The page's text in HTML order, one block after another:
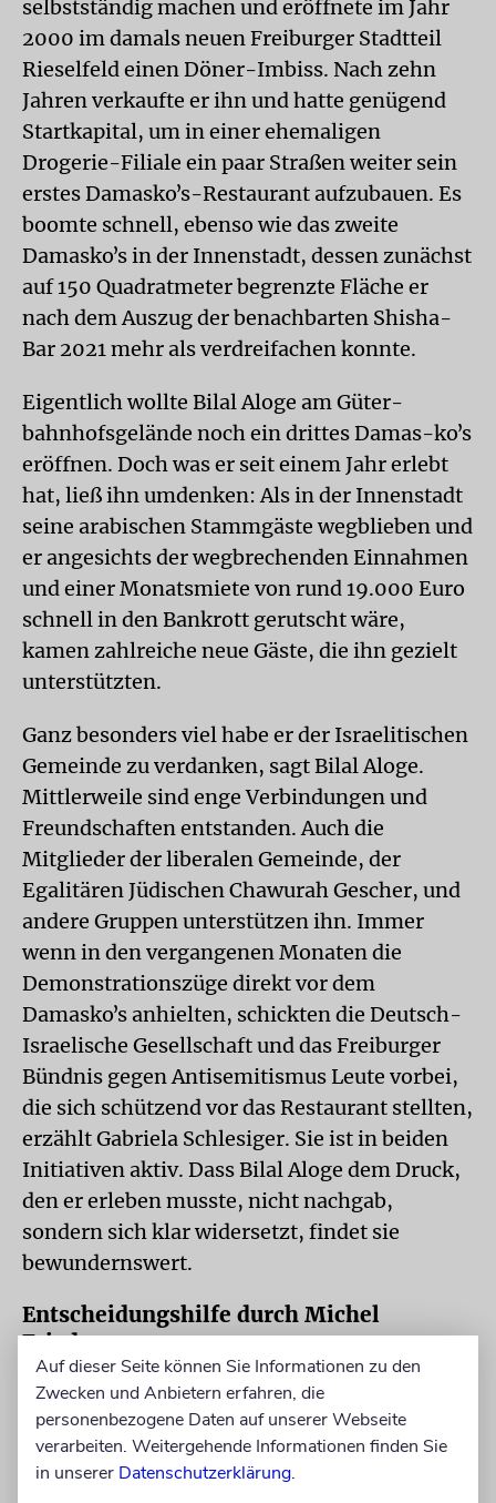
selbstständig machen und eröffnete im Jahr
2000 im damals neuen Freiburger Stadtteil
Rieselfeld einen Döner-Imbiss. Nach zehn
Jahren verkaufte er ihn und hatte genügend
Startkapital, um in einer ehemaligen
Drogerie-Filiale ein paar Straßen weiter sein
erstes Damaskoʼs-Restaurant aufzubauen. Es
boomte schnell, ebenso wie das zweite
Damaskoʼs in der Innenstadt, dessen zunächst
auf 150 Quadrat­meter begrenzte Fläche er
nach dem Auszug der benachbarten Shisha-
Bar 2021 mehr als verdreifachen konnte.
Eigentlich wollte Bilal Aloge am Güter­
bahnhofsgelände noch ein drittes Damas-koʼs
eröffnen. Doch was er seit einem Jahr erlebt
hat, ließ ihn umdenken: Als in der Innenstadt
seine arabischen Stammgäste wegblieben und
er angesichts der wegbrechenden Einnahmen
und einer Monatsmiete von rund 19.000 Euro
schnell in den Bankrott gerutscht wäre,
kamen zahlreiche neue Gäste, die ihn gezielt
unterstützten.
Ganz besonders viel habe er der Israelitischen
Gemeinde zu verdanken, sagt Bilal Aloge.
Mittlerweile sind enge Verbindungen und
Freundschaften entstanden. Auch die
Mitglieder der liberalen Gemeinde, der
Egalitären Jüdischen Chawurah Gescher, und
andere Gruppen unterstützen ihn. Immer
wenn in den vergangenen Monaten die
Demonstrationszüge direkt vor dem
Damaskoʼs anhielten, schickten die Deutsch-
Israelische Gesellschaft und das Freiburger
Bündnis gegen Antisemitismus Leute vorbei,
die sich schützend vor das Restaurant stellten,
erzählt Gabriela Schlesiger. Sie ist in beiden
Initiativen aktiv. Dass Bilal Aloge dem Druck,
den er erleben musste, nicht nachgab,
sondern sich klar widersetzt, findet sie
bewundernswert.
Entscheidungshilfe durch Michel
Friedman
Bilal Aloge hat sich diese Entscheidung
gründlich überlegt, zusammen mit seiner
Frau und seinen drei Kindern, von denen
inzwischen zwei erwachsen sind. Beigetragen
Auf dieser Seite können Sie Informationen zu den
Zwecken und Anbietern erfahren, die
personenbezogene Daten auf unserer Webseite
verarbeiten. Weitergehende Informationen finden Sie
in unserer Datenschutzerklärung.